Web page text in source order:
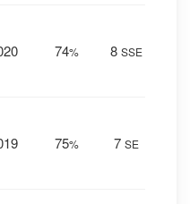
74% 8 SSE
75% 7 SE